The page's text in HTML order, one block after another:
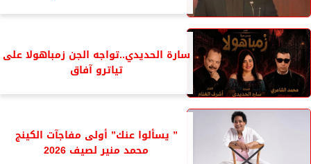
سارة الحديدي..تواجه الجن زمباهولا على
تياترو آفاق
” يسألوا عنك” أولى مفاجآت الكينج
محمد منير لصيف 2026